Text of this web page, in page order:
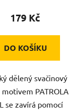
179 Kč
DO KOŠÍKU
dělený svačinový
motivem PATROLA
se zavírá pomocí